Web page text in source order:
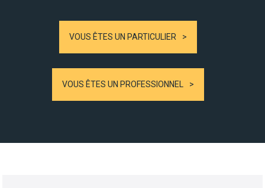
VOUS ÊTES UN PARTICULIER
VOUS ÊTES UN PROFESSIONNEL